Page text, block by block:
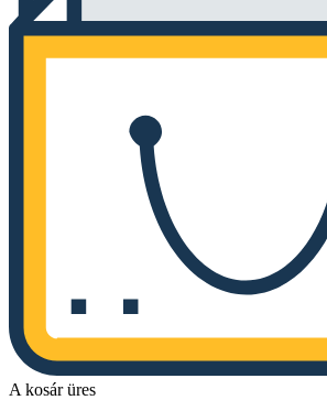
A kosár üres